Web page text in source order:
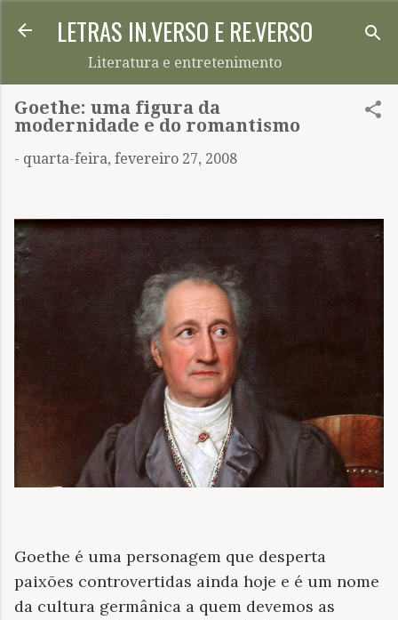
Pular para o conteúdo principal
LETRAS IN.VERSO E RE.VERSO
Literatura e entretenimento
Goethe: uma figura da
modernidade e do romantismo
- quarta-feira, fevereiro 27, 2008
Goethe é uma personagem que desperta
paixões controvertidas ainda hoje e é um nome
da cultura germânica a quem devemos as